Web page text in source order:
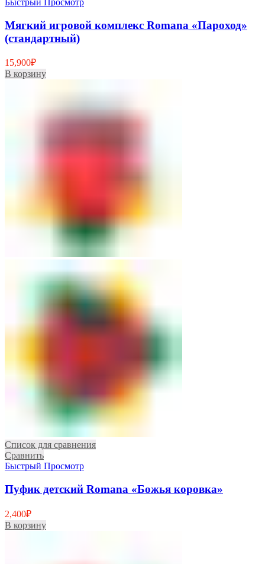
Мягкий игровой комплекс Romana «Пароход»
(стандартный)
15,900₽
В корзину
Список для сравнения
Сравнить
Быстрый Просмотр
Пуфик детский Romana «Божья коровка»
2,400₽
В корзину